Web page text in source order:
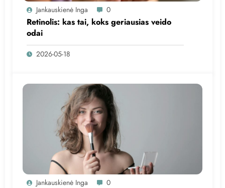
Jankauskienė Inga 0
Retinolis: kas tai, koks geriausias veido
odai
2026-05-18
Jankauskienė Inga 0